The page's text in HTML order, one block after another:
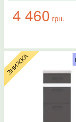
4 460 грн.